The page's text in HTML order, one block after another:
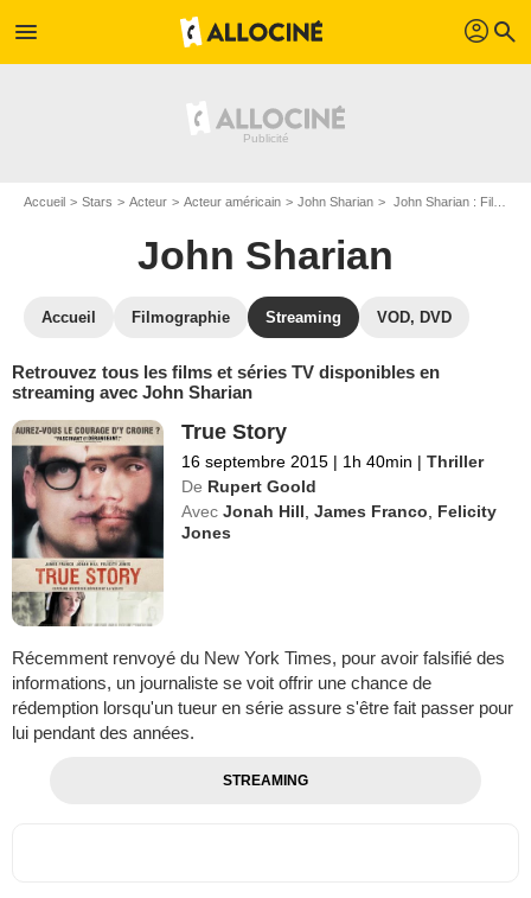
menu profil search
Accueil Stars Acteur Acteur américain John Sharian John Sharian : Films et séries online
John Sharian
Accueil Filmographie Streaming VOD, DVD
Retrouvez tous les films et séries TV disponibles en
streaming avec John Sharian
True Story
16 septembre 2015 | 1h 40min | Thriller
De Rupert Goold
Avec Jonah Hill ,James Franco
Felicity
Jones
Récemment renvoyé du New York Times, pour avoir falsifié des
informations, un journaliste se voit offrir une chance de
rédemption lorsqu'un tueur en série assure s'être fait passer pour
lui pendant des années.
STREAMING